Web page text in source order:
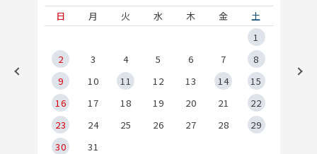
日
月 火 水 木 金
土
1
2
3 4 5 6 7
8
9
10 11 12 13 14
15
16
17 18 19 20 21
22
23
24 25 26 27 28
29
30
31